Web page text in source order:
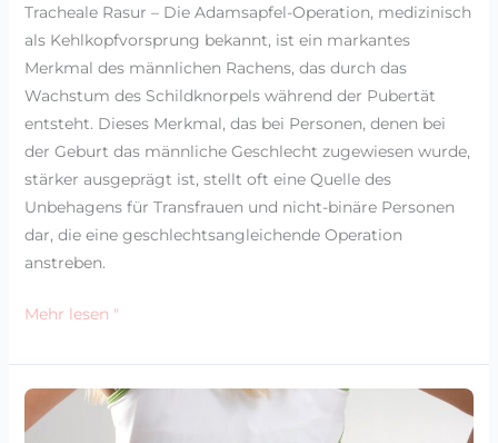
Tracheale Rasur – Die Adamsapfel-Operation, medizinisch
als Kehlkopfvorsprung bekannt, ist ein markantes
Merkmal des männlichen Rachens, das durch das
Wachstum des Schildknorpels während der Pubertät
entsteht. Dieses Merkmal, das bei Personen, denen bei
der Geburt das männliche Geschlecht zugewiesen wurde,
stärker ausgeprägt ist, stellt oft eine Quelle des
Unbehagens für Transfrauen und nicht-binäre Personen
dar, die eine geschlechtsangleichende Operation
anstreben.
Mehr lesen "
5
Schritte: